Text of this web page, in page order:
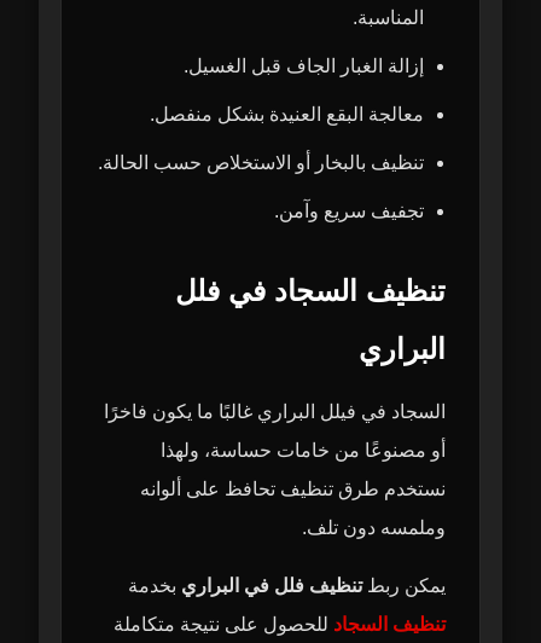
المناسبة.
إزالة الغبار الجاف قبل الغسيل.
معالجة البقع العنيدة بشكل منفصل.
تنظيف بالبخار أو الاستخلاص حسب الحالة.
تجفيف سريع وآمن.
تنظيف السجاد في فلل
البراري
السجاد في فيلل البراري غالبًا ما يكون فاخرًا
أو مصنوعًا من خامات حساسة، ولهذا
نستخدم طرق تنظيف تحافظ على ألوانه
وملمسه دون تلف.
يمكن ربطتنظيف فلل في البراري بخدمة
تنظيف السجاد للحصول على نتيجة متكاملة